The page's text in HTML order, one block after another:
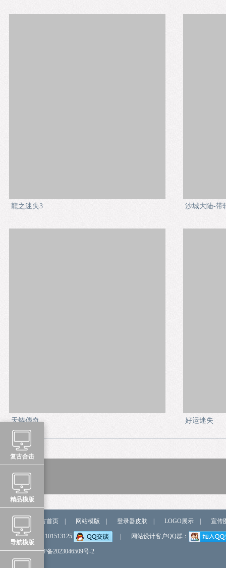
龍之迷失3 沙城大陆-带
天铸傳奇 好运迷失
官方首页 网站模版 登录器皮肤 LOGO展示 宣传
弹我QQ QQ:1101513125 网站设计客户QQ群：
备 案 号 鲁ICP备2023046509号-2
复古合击
精品模版
导航模版